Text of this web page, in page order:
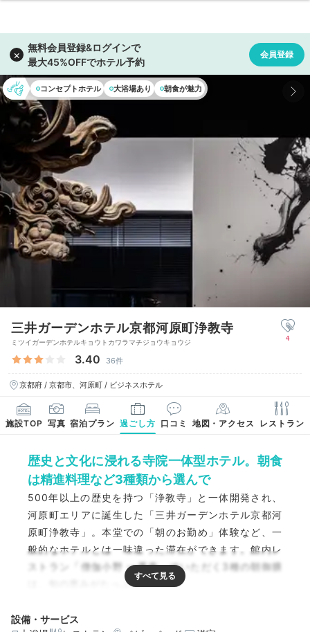
コンセプトホテル 大浴場あり 朝食が魅力
三井ガーデンホテル京都河原町浄教寺
ミツイガーデンホテルキョウトカワラマチジョウキョウジ
3.40 36件
京都府 / 京都市、河原町 / ビジネスホテル
4
施設TOP 写真 宿泊プラン 過ごし方 口コミ 地図・アクセス レストラン
歴史と文化に浸れる寺院一体型ホテル。朝食
は精進料理など3種類から選んで
500年以上の歴史を持つ「浄教寺」と一体開発され、
河原町エリアに誕生した「三井ガーデンホテル京都河
原町浄教寺」。本堂での「朝のお勤め」体験など、一
般的なホテルとは一味違った滞在ができます。館内レ
ストラン「僧伽小野 一秀庵」でいただく3種の朝御膳
は、旬の恵みがたっぷり！
設備・サービス